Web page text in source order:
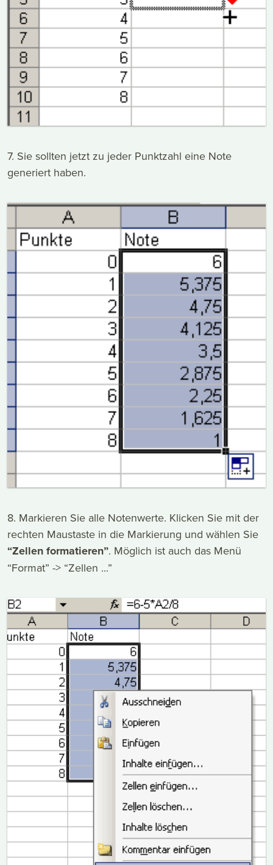
7. Sie sollten jetzt zu jeder Punktzahl eine Note
generiert haben.
8. Markieren Sie alle Notenwerte. Klicken Sie mit der
rechten Maustaste in die Markierung und wählen Sie
“Zellen formatieren”. Möglich ist auch das Menü
“Format” -> “Zellen ...”